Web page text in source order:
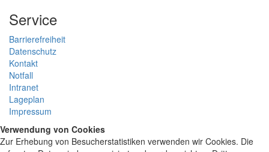
Service
Barrierefreiheit
Datenschutz
Kontakt
Notfall
Intranet
Lageplan
Impressum
Verwendung von Cookies
Zur Erhebung von Besucherstatistiken verwenden wir Cookies. Die